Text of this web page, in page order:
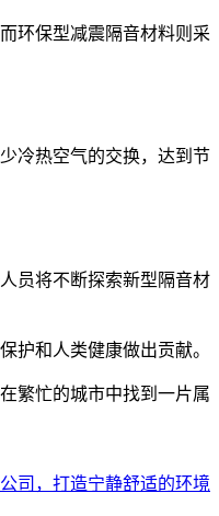
环保型减震隔音材料则采
冷热空气的交换，达到节
员将不断探索新型隔音材
护和人类健康做出贡献。
繁忙的城市中找到一片属
司，打造宁静舒适的环境